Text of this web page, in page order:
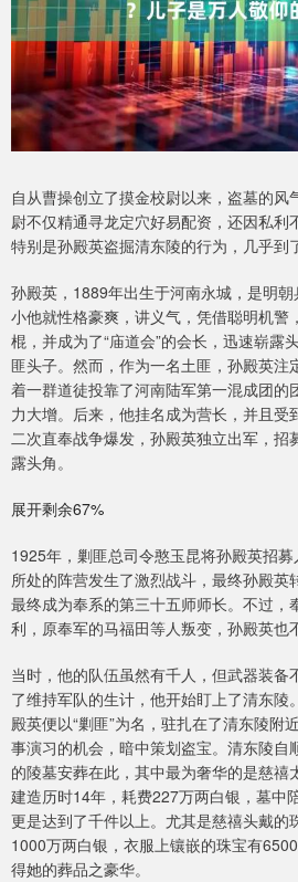
自从曹操创立了摸金校尉以来，盗墓的风
尉不仅精通寻龙定穴好易配资，还因私利
特别是孙殿英盗掘清东陵的行为，几乎到
孙殿英，1889年出生于河南永城，是明
小他就性格豪爽，讲义气，凭借聪明机警
棍，并成为了“庙道会”的会长，迅速崭露
匪头子。然而，作为一名土匪，孙殿英注
着一群道徒投靠了河南陆军第一混成团的
力大增。后来，他挂名成为营长，并且受
二次直奉战争爆发，孙殿英独立出军，招
露头角。
展开剩余67%
1925年，剿匪总司令憨玉昆将孙殿英招
所处的阵营发生了激烈战斗，最终孙殿英
最终成为奉系的第三十五师师长。不过，
利，原奉军的马福田等人叛变，孙殿英也
当时，他的队伍虽然有千人，但武器装备
了维持军队的生计，他开始盯上了清东陵
殿英便以“剿匪”为名，驻扎在了清东陵附
事演习的机会，暗中策划盗宝。清东陵自
的陵墓安葬在此，其中最为奢华的是慈禧
建造历时14年，耗费227万两白银，墓中
更是达到了千件以上。尤其是慈禧头戴的
1000万两白银，衣服上镶嵌的珠宝有
得她的葬品之豪华。